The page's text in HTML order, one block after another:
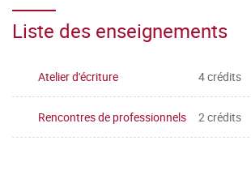
Liste des enseignements
Atelier d'écriture 4 crédits
Rencontres de professionnels 2 crédits